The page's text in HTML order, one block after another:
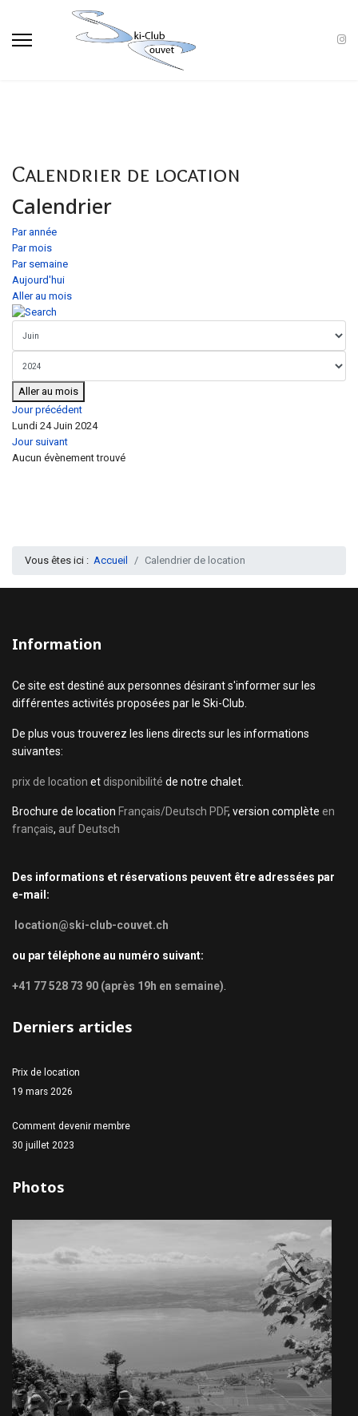
Calendrier de location
Calendrier
Par année
Par mois
Par semaine
Aujourd'hui
Aller au mois
Aller au mois
Jour précédent
Lundi 24 Juin 2024
Jour suivant
Aucun évènement trouvé
Vous êtes ici : Accueil Calendrier de location
Information
Ce site est destiné aux personnes désirant s'informer sur les
différentes activités proposées par le Ski-Club.
De plus vous trouverez les liens directs sur les informations
suivantes:
prix de location et disponibilité de notre chalet.
Brochure de location Français/Deutsch PDF, version complète en
français, auf Deutsch
Des informations et réservations peuvent être adressées par
e-mail:
location@ski-club-couvet.ch
ou par téléphone au numéro suivant:
+41 77 528 73 90 (après 19h en semaine)
Derniers articles
Prix de location
19 mars 2026
Comment devenir membre
30 juillet 2023
Photos